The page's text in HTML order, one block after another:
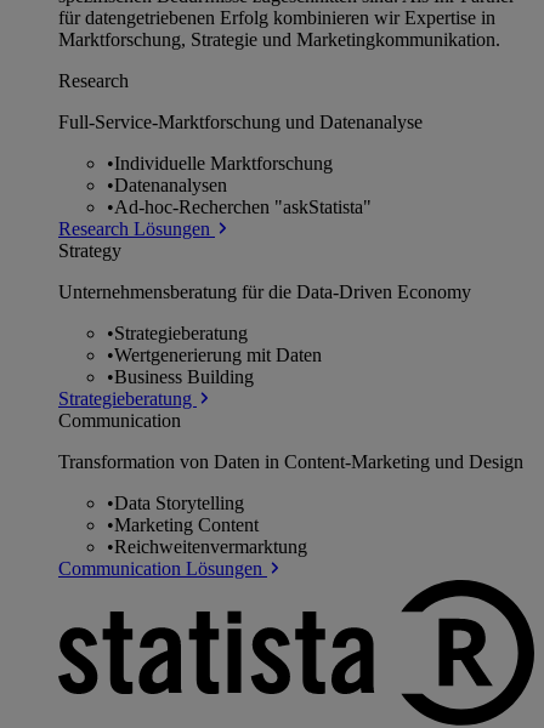
für datengetriebenen Erfolg kombinieren wir Expertise in
Marktforschung, Strategie und Marketingkommunikation.
Research
Full-Service-Marktforschung und Datenanalyse
•Individuelle Marktforschung
•Datenanalysen
•Ad-hoc-Recherchen "askStatista"
Research Lösungen
Strategy
Unternehmens­beratung für die Data-Driven Economy
•Strategieberatung
•Wertgenerierung mit Daten
•Business Building
Strategieberatung
Communication
Transformation von Daten in Content-Marketing und Design
•Data Storytelling
•Marketing Content
•Reichweitenvermarktung
Communication Lösungen